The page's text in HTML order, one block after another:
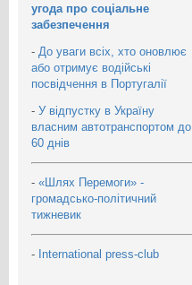
угода про соціальне
забезпечення
- До уваги всіх, хто оновлює
або отримує водійські
посвідчення в Португалії
- У відпустку в Україну
власним автотранспортом до
60 днів
- «Шлях Перемоги» -
громадсько-політичний
тижневик
- International press-club